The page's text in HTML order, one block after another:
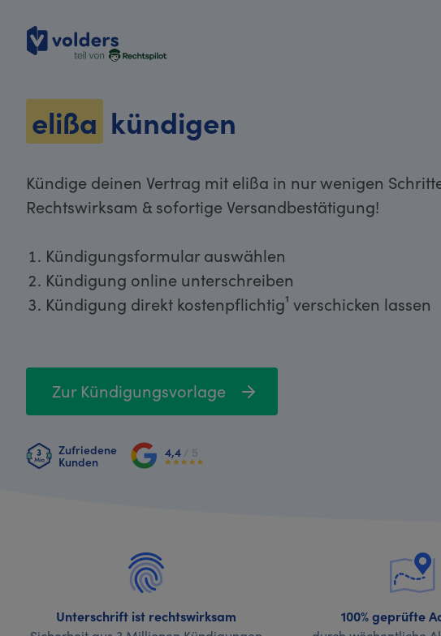
elißa kündigen
Kündige deinen Vertrag mit elißa in nur wenigen
Rechtswirksam & sofortige Versandbestätigung!
Kündigungsformular auswählen
Kündigung online unterschreiben
Kündigung direkt kostenpflichtig¹ verschicken lassen
Zur Kündigungsvorlage
Zufriedene
Kunden
4,4 / 5
Unterschrift ist rechtswirksam
100% geprüfte